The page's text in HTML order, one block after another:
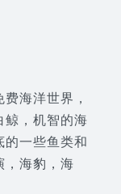
海洋世界，
鲸，机智的海
的一些鱼类和
，海豹，海